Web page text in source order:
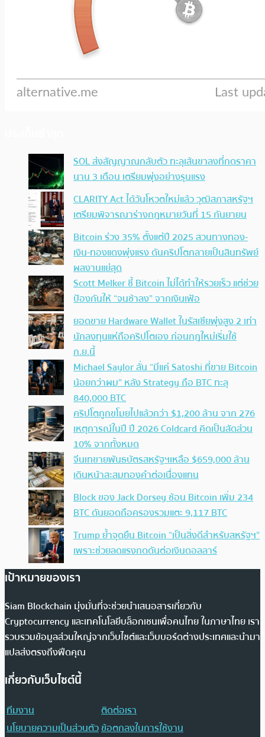
SOL ส่งสัญญาณกลับตัว ทะลุเส้นขาลงที่กดราคา
นาน 3 เดือน เตรียมพุ่งอย่างรุนแรง
CLARITY Act ได้วันโหวตใหม่แล้ว วุฒิสภาสหรัฐฯ
เตรียมพิจารณาร่างกฎหมายวันที่ 15 กันยายน
Bitcoin ร่วง 35% ตั้งแต่ปี 2025 สวนทางทอง-
เงิน-ทองแดงพุ่งแรง ดันคริปโตกลายเป็นสินทรัพย์
ผลงานแย่สุด
Scott Melker ชี้ Bitcoin ไม่ได้ทำให้รวยเร็ว แต่ช่วย
ป้องกันให้ “จนช้าลง” จากเงินเฟ้อ
ยอดขาย Hardware Wallet ในรัสเซียพุ่งสูง 2 เท่า
นักลงทุนแห่ถือคริปโตเอง ก่อนกฎใหม่เริ่มใช้
ก.ย.นี้
Michael Saylor ลั่น “มีแค่ Satoshi ที่ขาย Bitcoin
น้อยกว่าผม” หลัง Strategy ถือ BTC ทะลุ
840,000 BTC
คริปโตถูกขโมยไปแล้วกว่า $1,200 ล้าน จาก 276
เหตุการณ์ในปี ปี 2026 Coldcard คิดเป็นสัดส่วน
10% จากทั้งหมด
จีนเทขายพันธบัตรสหรัฐฯเหลือ $659,000 ล้าน
เดินหน้าสะสมทองคำต่อเนื่องแทน
Block ของ Jack Dorsey ช้อน Bitcoin เพิ่ม 234
BTC ดันยอดถือครองรวมแตะ 9,117 BTC
Trump ย้ำจุดยืน Bitcoin “เป็นสิ่งดีสำหรับสหรัฐฯ”
เพราะช่วยลดแรงกดดันต่อเงินดอลลาร์
เป้าหมายของเรา
Siam Blockchain มุ่งมั่นที่จะช่วยนำเสนอสารเกี่ยวกับ
Cryptocurrency และเทคโนโลยีบล็อกเชนเพื่อคนไทย ในภาษาไทย เรา
รวบรวมข้อมูลส่วนใหญ่จากเว็บไซต์และเว็บบอร์ดต่างประเทศและนำมา
แปลส่งตรงถึงฟีดคุณ
เกี่ยวกับเว็บไซต์นี้
ทีมงาน
ติดต่อเรา
นโยบายความเป็นส่วนตัวข้อตกลงในการใช้งาน